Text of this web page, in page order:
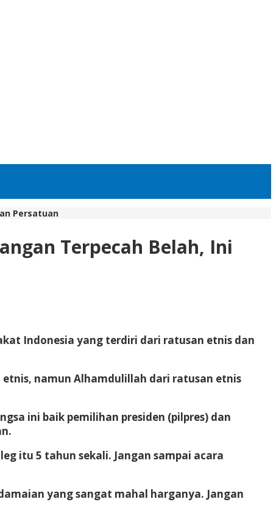
Persatuan
Terpecah Belah, Ini
Indonesia yang terdiri dari ratusan etnis dan
etnis, namun Alhamdulillah dari ratusan etnis
ini baik pemilihan presiden (pilpres) dan
itu 5 tahun sekali. Jangan sampai acara
yang sangat mahal harganya. Jangan